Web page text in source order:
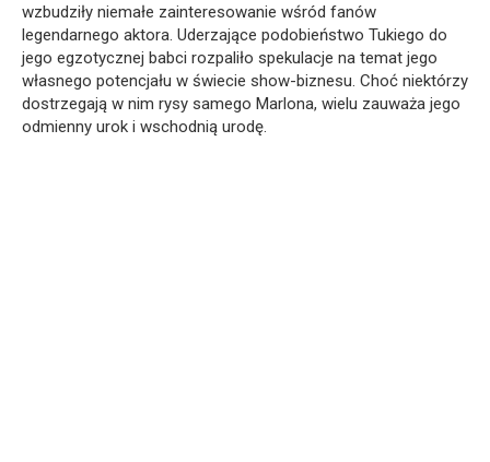
wzbudziły niemałe zainteresowanie wśród fanów
legendarnego aktora. Uderzające podobieństwo Tukiego do
jego egzotycznej babci rozpaliło spekulacje na temat jego
własnego potencjału w świecie show-biznesu. Choć niektórzy
dostrzegają w nim rysy samego Marlona, wielu zauważa jego
odmienny urok i wschodnią urodę.